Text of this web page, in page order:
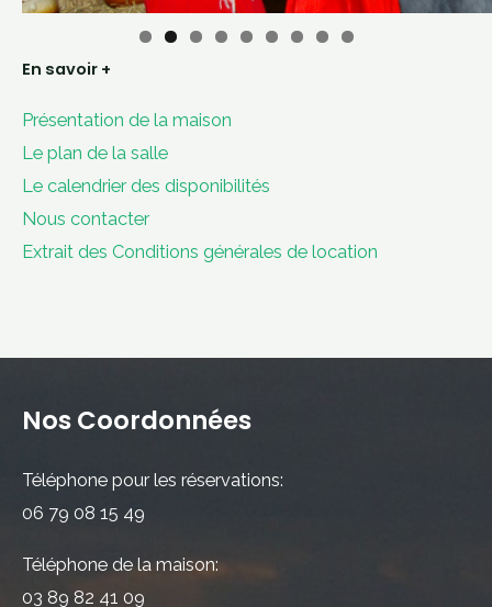
En savoir +
Présentation de la maison
Le plan de la salle
Le calendrier des disponibilités
Nous contacter
Extrait des Conditions générales de location
Nos Coordonnées
Téléphone pour les réservations:
06 79 08 15 49
Téléphone de la maison:
03 89 82 41 09